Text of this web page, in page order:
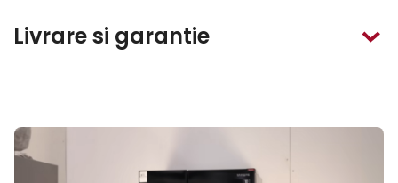
Livrare si garantie